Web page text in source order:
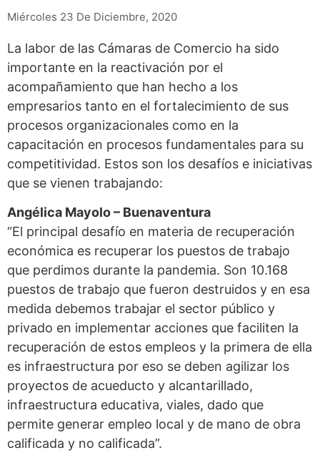
Miércoles 23 De Diciembre, 2020
La labor de las Cámaras de Comercio ha sido
importante en la reactivación por el
acompañamiento que han hecho a los
empresarios tanto en el fortalecimiento de sus
procesos organizacionales como en la
capacitación en procesos fundamentales para su
competitividad. Estos son los desafíos e iniciativas
que se vienen trabajando:
Angélica Mayolo – Buenaventura
“El principal desafío en materia de recuperación
económica es recuperar los puestos de trabajo
que perdimos durante la pandemia. Son 10.168
puestos de trabajo que fueron destruidos y en esa
medida debemos trabajar el sector público y
privado en implementar acciones que faciliten la
recuperación de estos empleos y la primera de ella
es infraestructura por eso se deben agilizar los
proyectos de acueducto y alcantarillado,
infraestructura educativa, viales, dado que
permite generar empleo local y de mano de obra
calificada y no calificada”.